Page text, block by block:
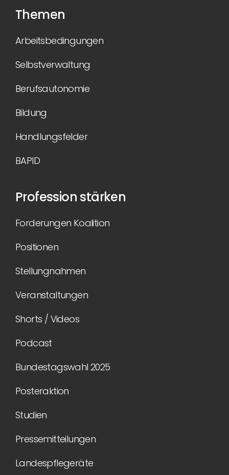
Themen
Arbeitsbedingungen
Selbstverwaltung
Berufsautonomie
Bildung
Handlungsfelder
BAPID
Profession stärken
Forderungen Koalition
Positionen
Stellungnahmen
Veranstaltungen
Shorts / Videos
Podcast
Bundestagswahl 2025
Posteraktion
Studien
Pressemitteilungen
Landespflegeräte